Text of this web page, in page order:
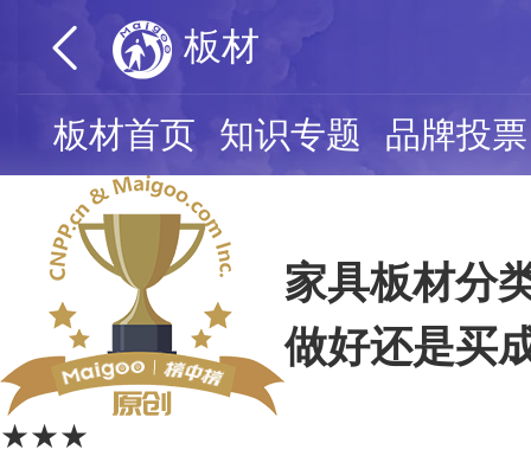
板材
板材首页 知识专题 品牌投票
★★★
家具板材分
做好还是买